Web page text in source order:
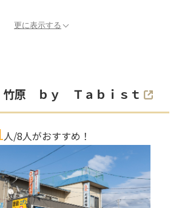
更に表示する
原 ｂｙ Ｔａｂｉｓｔ
人/8人がおすすめ！